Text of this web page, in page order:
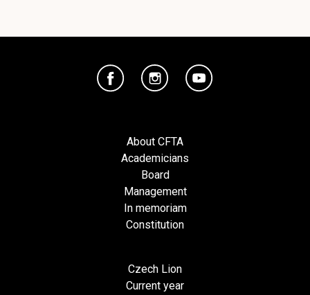
About CFTA
Academicians
Board
Management
In memoriam
Constitution
Czech Lion
Current year